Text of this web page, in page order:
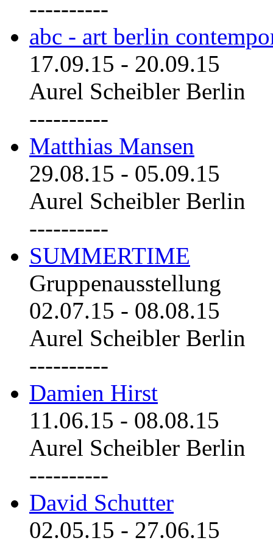
----------
abc - art berlin
17.09.15 - 20.09.15
Aurel Scheibler Berlin
----------
Matthias Mansen
29.08.15 - 05.09.15
Aurel Scheibler Berlin
----------
SUMMERTIME
Gruppenausstellung
02.07.15 - 08.08.15
Aurel Scheibler Berlin
----------
Damien Hirst
11.06.15 - 08.08.15
Aurel Scheibler Berlin
----------
David Schutter
02.05.15 - 27.06.15